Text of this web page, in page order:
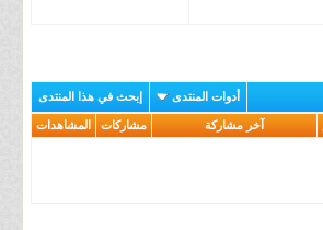
YasseR-
sensei
أدوات المنتدى إبحث في هذا المنتدى
آخر مشاركة مشاركات المشاهدات